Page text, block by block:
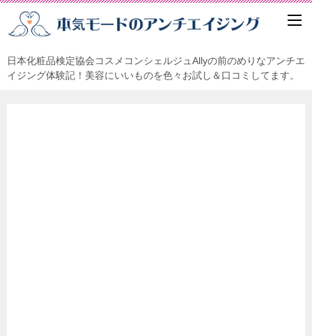
日本化粧品検定協会コスメコンシェルジュAllyの前のめりなアンチエ
イジング体験記！美容にいいものを色々お試し＆口コミしてます。